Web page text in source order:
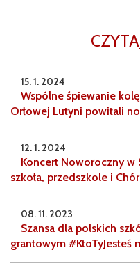
15. 1. 2024
Wspólne śpiewanie
Orłowej Lutyni powitali
12. 1. 2024
Koncert Noworoczny w
szkoła, przedszkole i
08. 11. 2023
Szansa dla polskich
grantowym #KtoTyJesteś